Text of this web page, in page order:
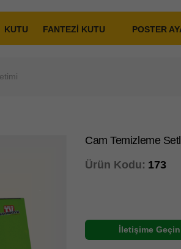
KUTU FANTEZİ KUTU POSTER
Cam Temizleme
Ürün Kodu: 173
İletişime